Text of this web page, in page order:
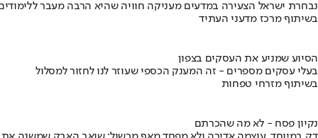
נבחרת ישראל הצעירה במדעים מעניקה חוויה שהיא הרבה מעבר
בשיתוף מרכז מדעני העתיד
הסיוע שמניע את העסקים בצפון
בעלי עסקים מספרים - זה המענק הכספי שעוזר לנו לחזור למסלול
בשיתוף מזרחי טפחות
נקיון פסח - לא מה שהכרתם